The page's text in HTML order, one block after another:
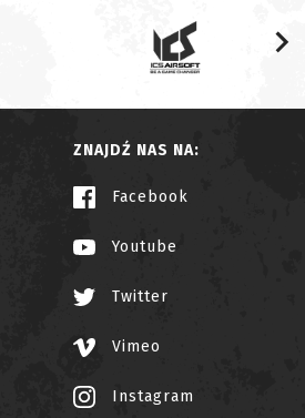
ZNAJDŹ NAS NA:
Facebook
Youtube
Twitter
Vimeo
Instagram